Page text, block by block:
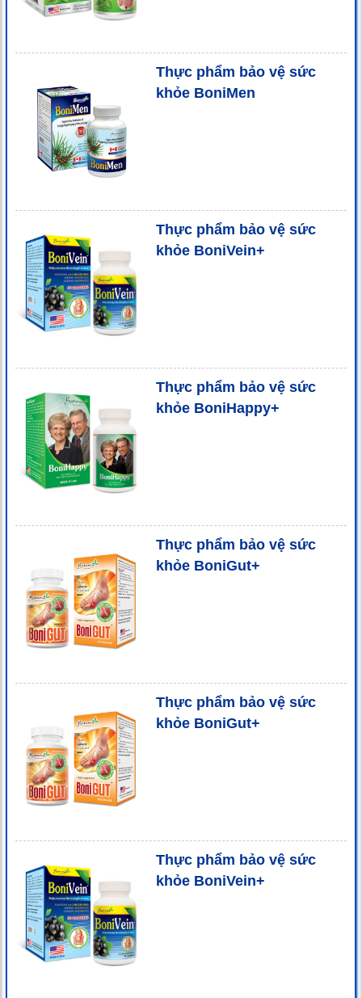
Thực phẩm bảo vệ sức
khỏe BoniMen
Thực phẩm bảo vệ sức
khỏe BoniVein+
Thực phẩm bảo vệ sức
khỏe BoniHappy+
Thực phẩm bảo vệ sức
khỏe BoniGut+
Thực phẩm bảo vệ sức
khỏe BoniGut+
Thực phẩm bảo vệ sức
khỏe BoniVein+